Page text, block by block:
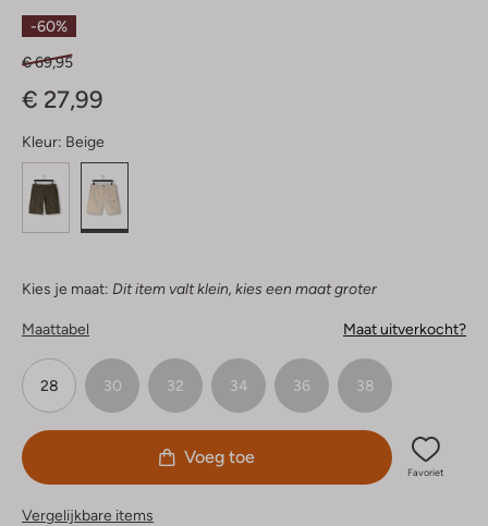
-60%
€ 69,95
€ 27,99
Kleur: Beige
Kies je maat: Dit item valt klein, kies een maat groter
Maattabel Maat uitverkocht?
28 30 32 34 36 38
Voeg toe
Favoriet
Vergelijkbare items